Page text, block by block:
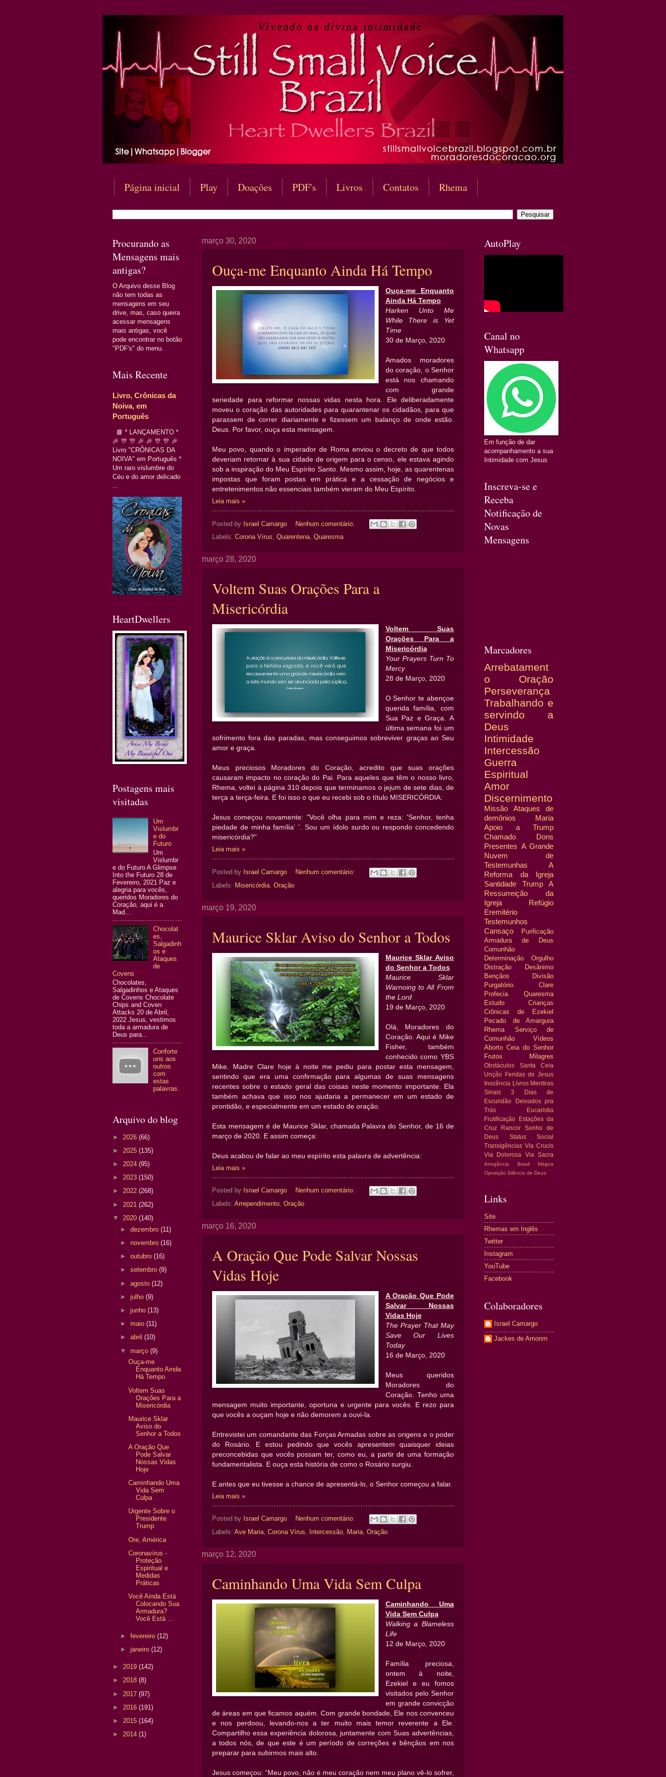
Página inicial Play Doações PDF's Livros Contatos Rhema
março 30, 2020
Ouça-me Enquanto Ainda Há Tempo
Ouça-me Enquanto
Ainda Há Tempo
Harken Unto Me
While There is Yet
Time
30 de Março, 2020
Amados moradores
do coração, o Senhor
está nos chamando
com grande
seriedade para reformar nossas vidas nesta hora. Ele deliberadamente
moveu o coração das autoridades para quarantenar os cidadãos, para que
parassem de correr diariamente e fizessem um balanço de onde estão.
Deus. Por favor, ouça esta mensagem.
Meu povo, quando o imperador de Roma enviou o decreto de que todos
deveriam retornar à sua cidade de origem para o censo, ele estava agindo
sob a inspiração do Meu Espírito Santo. Mesmo assim, hoje, as quarentenas
impostas que foram postas em prática e a cessação de negócios e
entretenimentos não essenciais também vieram do Meu Espírito.
Leia mais »
Posted by Israel Camargo
Nenhum comentário:
Labels: Corona Vírus, Quarentena, Quaresma
março 28, 2020
Voltem Suas Orações Para a
Misericórdia
Voltem Suas
Orações Para a
Misericórdia
Your Prayers Turn To
Mercy
28 de Março, 2020
O Senhor te abençoe
querida família, com
Sua Paz e Graça. A
última semana foi um
sofrimento fora das paradas, mas conseguimos sobreviver graças ao Seu
amor e graça.
Meus preciosos Moradores do Coração, acredito que suas orações
causaram impacto no coração do Pai. Para aqueles que têm o nosso livro,
Rhema, voltei à página 310 depois que terminamos o jejum de sete dias, de
terça a terça-feira. E foi isso o que eu recebi sob o título MISERICÓRDIA:
Jesus começou novamente: "Você olha para mim e reza: 'Senhor, tenha
piedade de minha família' '. Sou um ídolo surdo ou respondo concedendo
misericórdia?"
Leia mais »
Posted by Israel Camargo
Nenhum comentário:
Labels: Misericórdia Oração
março 19, 2020
Maurice Sklar Aviso do Senhor a Todos
Maurice Sklar Aviso
do Senhor a Todos
Maurice Sklar
Warnoing to All From
the Lord
19 de Março, 2020
Olá, Moradores do
Coração. Aqui é Mike
Fisher, também
conhecido como YBS
Mike. Madre Clare hoje à noite me pediu para postar esta mensagem,
sentindo que era uma confirmação para algumas de suas mensagens
recentes sobre o estado geral das coisas neste momento importante. Ela
também achava que isso nos ajudaria a permanecer em um estado de
prontidão, e especialmente em um estado de oração.
Esta mensagem é de Maurice Sklar, chamada Palavra do Senhor, de 16 de
março de 2020. E assim começa:
Deus acabou de falar ao meu espírito esta palavra de advertência:
Leia mais »
Posted by Israel Camargo
Nenhum comentário:
Labels: Arrependimento Oração
março 16, 2020
A Oração Que Pode Salvar Nossas
Vidas Hoje
A Oração Que Pode
Salvar Nossas
Vidas Hoje
The Prayer That May
Save Our Lives
Today
16 de Março, 2020
Meus queridos
Moradores do
Coração. Tenho uma
mensagem muito importante, oportuna e urgente para vocês. E rezo para
que vocês a ouçam hoje e não demorem a ouvi-la.
Entrevistei um comandante das Forças Armadas sobre as origens e o poder
do Rosário. E estou pedindo que vocês apresentem quaisquer ideias
preconcebidas que vocês possam ter, como eu, a partir de uma formação
fundamentalista. E ouça esta história de como o Rosário surgiu.
E antes que eu tivesse a chance de apresentá-lo, o Senhor começou a falar.
Leia mais »
Posted by Israel Camargo
Nenhum comentário:
Labels: Ave Maria, Corona Vírus, Intercessão, Maria, Oração
março 12, 2020
Caminhando Uma Vida Sem Culpa
Caminhando Uma
Vida Sem Culpa
Walking a Blameless
Life
12 de Março, 2020
Família preciosa,
ontem à noite,
Ezekiel e eu fomos
visitados pelo Senhor
em grande convicção
de áreas em que ficamos aquém. Com grande bondade, Ele nos convenceu
e nos perdoou, levando-nos a ter muito mais temor reverente a Ele.
Compartilho essa experiência dolorosa, juntamente com Suas advertências,
a todos nós, de que este é um período de correções e bênçãos em nos
preparar para subirmos mais alto.
Jesus começou: “Meu povo, não é meu coração nem meu plano vê-lo sofrer,
Procurando as
Mensagens mais
antigas?
O Arquivo desse Blog
não tem todas as
mensagens em seu
drive, mas, caso queira
acessar mensagens
mais antigas, você
pode encontrar no botão
"PDF's" do menu.
Mais Recente
Livro, Crônicas da
Noiva, em
Português
📘 * LANÇAMENTO *
🎉 🎊 🎊 🎉 🎉 🎊 🎊 🎉
Livro "CRÔNICAS DA
NOIVA" em Português *
Um raro vislumbre do
Céu e do amor delicado
HeartDwellers
Postagens mais
visitadas
Um
Vislumbr
e do
Futuro
Um
Vislumbr
e do Futuro A Glimpse
Into the Futuro 28 de
Fevereiro, 2021 Paz e
alegria para vocês,
queridos Moradores do
Coração, aqui é a
Mad...
Chocolat
es,
Salgadinh
os e
Ataques
de
Covens
Chocolates,
Salgadinhos e Ataques
de Covens Chocolate
Chips and Coven
Attacks 20 de Abril,
2022 Jesus, vestimos
toda a armadura de
Deus para...
Conforte
uns aos
outros
com
estas
palavras.
Arquivo do blog
► 2026 (66)
► 2025 (135)
► 2024 (95)
► 2023 (150)
► 2022 (268)
► 2021 (262)
▼ 2020 (140)
►dezembro(11)
► novembro(16)
►outubro(16)
►setembro(9)
►agosto(12)
►julho(9)
►junho(13)
► maio(11)
►abril(10)
▼ março(9)
Ouça-me
Enquanto Ainda
Há Tempo
Voltem Suas
Orações Para a
Misericórdia
Maurice Sklar
Aviso do
Senhor a Todos
A Oração Que
Pode Salvar
Nossas Vidas
Hoje
Caminhando Uma
Vida Sem
Culpa
Urgente Sobre o
Presidente
Trump
Ore, América
Coronavírus -
Proteção
Espiritual e
Medidas
Práticas
Você Ainda Está
Colocando Sua
Armadura?
Você Está ...
►fevereiro(12)
►janeiro(12)
► 2019 (142)
► 2018 (8)
► 2017 (97)
► 2016 (191)
► 2015 (164)
► 2014 (1)
AutoPlay
Canal no
Whatsapp
Em função de dar
acompanhamento a sua
Intimidade com Jesus
Inscreva-se e
Receba
Notificação de
Novas
Mensagens
Marcadores
Arrebatament
o
Oração
Perseverança
Trabalhando e
servindo a
Deus
Intimidade
Intercessão
Guerra
Espiritual
Amor
Discernimento
Missão
Ataques de
demônios
Maria
Apoio a Trump
Chamado
Dons
Presentes A Grande
Nuvem de
Testemunhas
A
Reforma da Igreja
Santidade
Trump
A
Ressurreição da
Igreja
Refúgio
Eremitério
Testemunhos
Cansaço
Purificação
Armadura de Deus
Comunhão
Determinação
Orgulho
Distração
Desânimo
Bençãos
Divisão
Purgatório
Clare
Profecia
Quaresma
Estudo
Crianças
Crônicas de Ezekiel
Pecado de Amargura
Rhema
Serviço de
Comunhão
Vídeos
Aborto Ceia do Senhor
Frutos
Milagres
Obstáculos
Santa Ceia
Unção
Feridas de Jesus
Inocência
Livros Mentiras
Sinais
3 Dias de
Escuridão
Deixados pra
Trás
Eucaristia
Frutificação
Estações da
Cruz
Rancor
Sonho de
Deus
Status Social
Transigências Via Crucis
Via Dolorosa
Via Sacra
Arrogância Brasil
Mágoa
Oposição Silêncio de Deus
Links
Site
Rhemas em Inglês
Twitter
Instagram
YouTube
Facebook
Colaboradores
Israel Camargo
Jackes de Amorim